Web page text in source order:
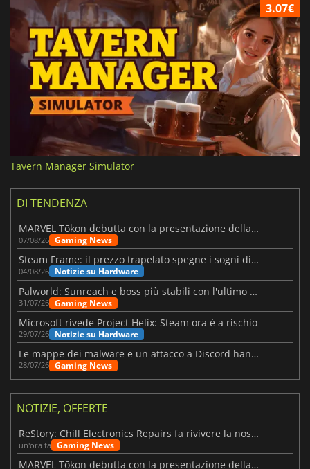
3.07€
Tavern Manager Simulator
DI TENDENZA
MARVEL Tōkon debutta con la presentazione della roadmap per il primo anno
07/08/26 Gaming News
Steam Frame: il prezzo trapelato spegne i sogni di un VR economico
04/08/26 Notizie su Hardware
Palworld: Sunreach e boss più stabili con l'ultimo update
31/07/26 Gaming News
Microsoft rivede Project Helix: Steam ora è a rischio
29/07/26 Notizie su Hardware
Le mappe dei malware e un attacco a Discord hanno colpito Meccha Chameleon
28/07/26 Gaming News
NOTIZIE, OFFERTE
ReStory: Chill Electronics Repairs fa rivivere la nostalgia degli anni 2000
un'ora fa Gaming News
MARVEL Tōkon debutta con la presentazione della roadmap per il primo anno